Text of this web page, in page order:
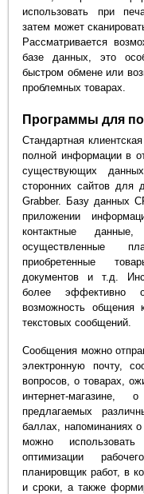
использовать при
затем может
Рассматривается
базе данных, это
быстром обмене или
проблемных товарах.
Программы для
Стандартная
полной информации в
существующих
сторонних сайтов
Grabber. Базу данных
приложении
контактные
осуществленные
приобретенные
документов и т.д.
более эффективно
возможность общения
текстовых сообщений.
Сообщения можно
электронную почту,
вопросов, о товарах,
интернет-магазине,
предлагаемых
баллах, напоминаниях
можно
оптимизации
планировщик работ, в
и сроки, а также